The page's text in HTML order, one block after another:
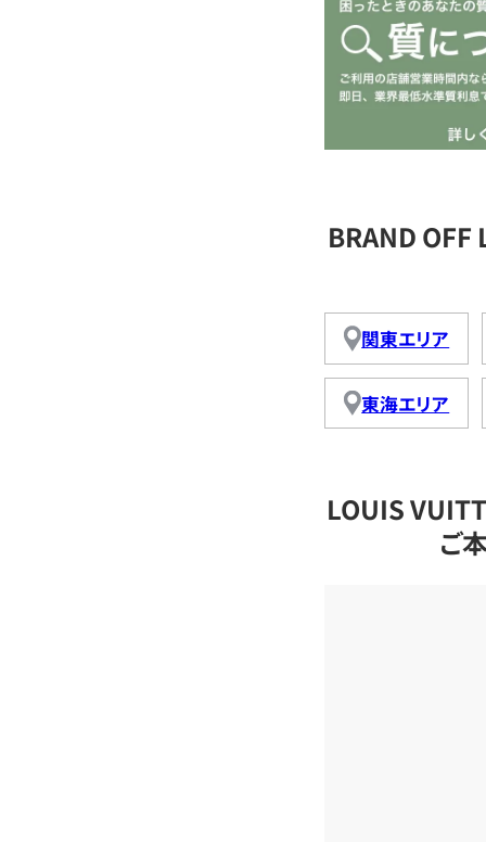
BRAND
関東エリア
東海エリア
LOUIS
ご